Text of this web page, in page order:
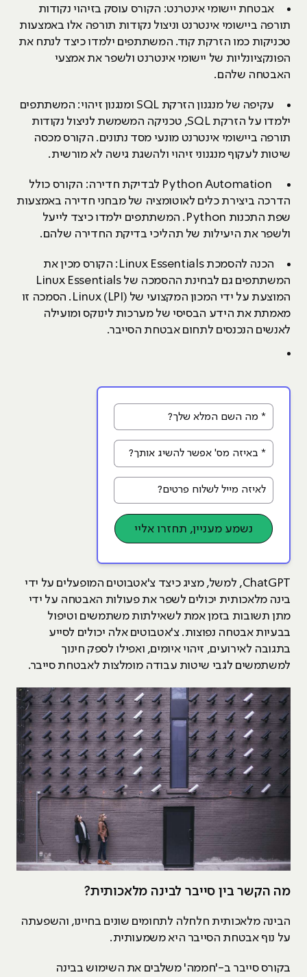
אבטחת יישומי אינטרנט: הקורס עוסק בזיהוי נקודות
תורפה ביישומי אינטרנט וניצול נקודות תורפה אלו באמצעות
טכניקות כמו הזרקת קוד. המשתתפים ילמדו כיצד לנתח את
הפונקציונליות של יישומי אינטרנט ולשפר את אמצעי
האבטחה שלהם.
עקיפה של מנגנון הזרקת SQL ומנגנון זיהוי: המשתתפים
ילמדו על הזרקת SQL, טכניקה המשמשת לניצול נקודות
תורפה ביישומי אינטרנט מונעי מסד נתונים. הקורס מכסה
שיטות לעקוף מנגנוני זיהוי ולהשגת גישה לא מורשית.
Python Automation לבדיקת חדירה: הקורס כולל
הדרכה ביצירת כלים לאוטומציה של מבחני חדירה באמצעות
שפת התכנות Python. המשתתפים ילמדו כיצד לייעל
ולשפר את היעילות של תהליכי בדיקת החדירה שלהם.
הכנה להסמכת Linux Essentials: הקורס מכין את
המשתתפים גם לבחינת ההסמכה של Linux Essentials
המוצעת על ידי המכון המקצועי של Linux (LPI). הסמכה זו
מאמתת את הידע הבסיסי של מערכות לינוקס ומועילה
לאנשים הנכנסים לתחום אבטחת הסייבר.
* מה השם המלא שלך?
* באיזה מס' אפשר להשיג אותך?
לאיזה מייל לשלוח פרטים?
נשמע מעניין, תחזרו אליי
ChatGPT, למשל, מציג כיצד צ'אטבוטים המופעלים על ידי
בינה מלאכותית יכולים לשפר את פעולות האבטחה על ידי
מתן תשובות בזמן אמת לשאילתות משתמשים וטיפול
בבעיות אבטחה נפוצות. צ'אטבוטים אלה יכולים לסייע
בתגובה לאירועים, זיהוי איומים, ואפילו לספק חינוך
למשתמשים לגבי שיטות עבודה מומלצות לאבטחת סייבר.
מה הקשר בין סייבר לבינה מלאכותית?
הבינה מלאכותית חלחלה לתחומים שונים בחיינו, והשפעתה
על נוף אבטחת הסייבר היא משמעותית.
בקורס סייבר ב-'חממה' משלבים את השימוש בבינה